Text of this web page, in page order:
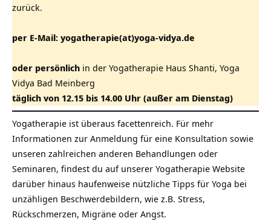
zurück.
per E-Mail: yogatherapie(at)yoga-vidya.de
oder persönlich in der Yogatherapie Haus Shanti, Yoga
Vidya Bad Meinberg
täglich von 12.15 bis 14.00 Uhr (außer am Dienstag)
Yogatherapie ist überaus facettenreich. Für mehr
Informationen zur Anmeldung für eine Konsultation sowie
unseren zahlreichen anderen Behandlungen oder
Seminaren, findest du auf unserer Yogatherapie Website
darüber hinaus haufenweise nützliche Tipps für Yoga bei
unzähligen Beschwerdebildern, wie z.B. Stress,
Rückschmerzen, Migräne oder Angst.